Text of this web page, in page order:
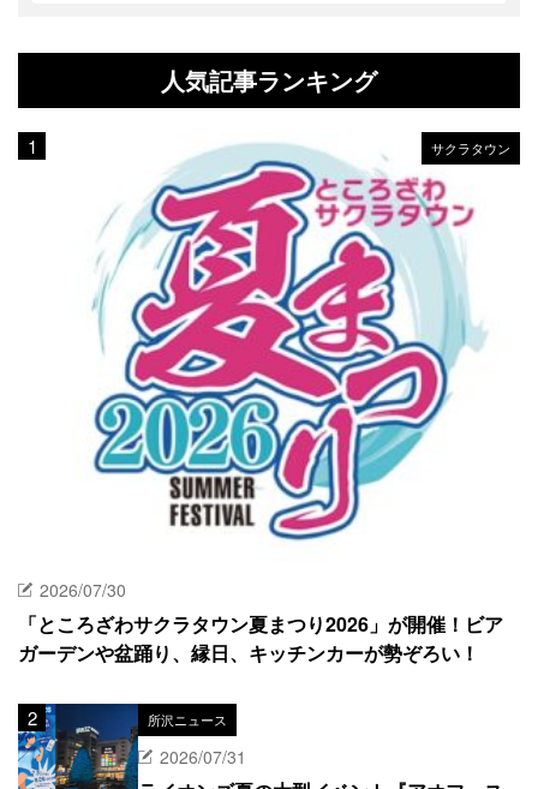
人気記事ランキング
サクラタウン
2026/07/30
「ところざわサクラタウン夏まつり2026」が開催！ビア
ガーデンや盆踊り、縁日、キッチンカーが勢ぞろい！
所沢ニュース
2026/07/31